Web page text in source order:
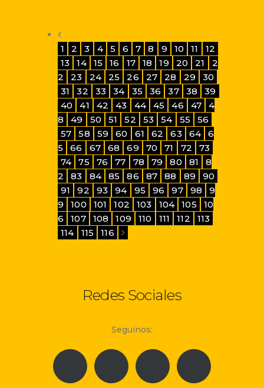
1 2 3 4 5 6 7 8 9 10 11
12
13
14 15 16 17 18 19 20 21
2
2
23 24 25 26 27 28 29
30
31
32 33 34 35 36 37 38
39
40
41 42 43 44 45 46 47
4
8
49 50 51 52 53 54 55
56
57
58 59 60 61 62 63 64
6
5
66 67 68 69 70 71 72
73
74
75 76 77 78 79 80 81
8
2
83 84 85 86 87 88 89
90
91
92 93 94 95 96 97 98
9
9
100 101 102 103 104 105
10
6
107 108 109 110 111 112
113
114
115 116
Redes Sociales
Seguinos: